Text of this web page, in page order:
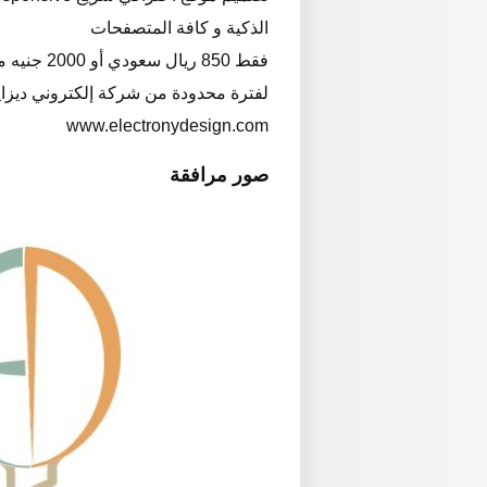
الذكية و كافة المتصفحات
فقط 850 ريال سعودي أو 2000 جنيه مصري
لفترة محدودة من شركة إلكتروني
www.electronydesign.com
صور مرافقة